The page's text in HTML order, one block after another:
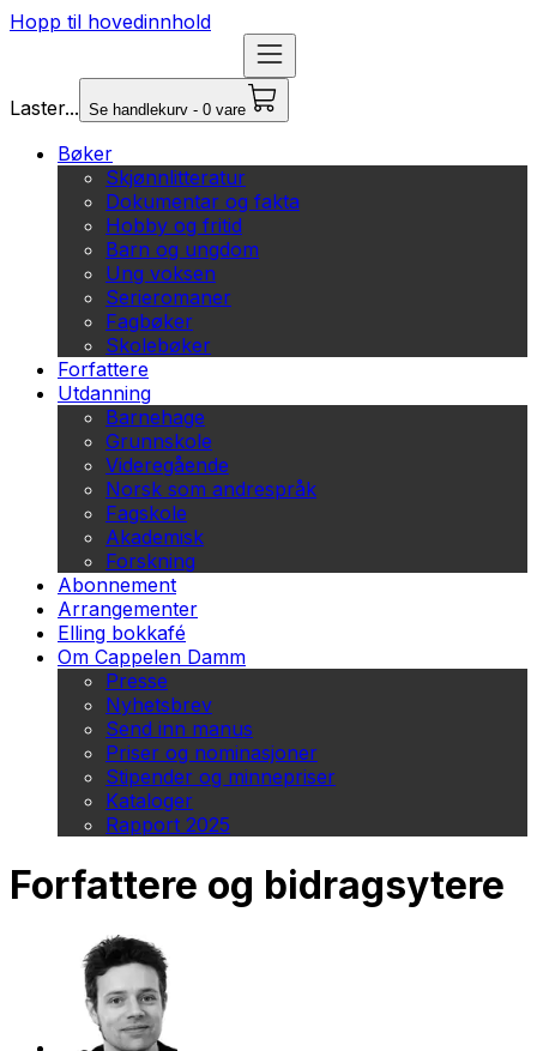
Hopp til hovedinnhold
Laster... Se handlekurv - 0 vare
Bøker
Skjønnlitteratur
Dokumentar og fakta
Hobby og fritid
Barn og ungdom
Ung voksen
Serieromaner
Fagbøker
Skolebøker
Forfattere
Utdanning
Barnehage
Grunnskole
Videregående
Norsk som andrespråk
Fagskole
Akademisk
Forskning
Abonnement
Arrangementer
Elling bokkafé
Om Cappelen Damm
Presse
Nyhetsbrev
Send inn manus
Priser og nominasjoner
Stipender og minnepriser
Kataloger
Rapport 2025
Forfattere og bidragsytere